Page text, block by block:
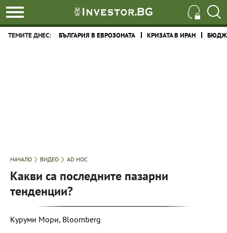
ТЕМИТЕ ДНЕС: БЪЛГАРИЯ В ЕВРОЗОНАТА КРИЗАТА В ИРАН
НАЧАЛО ВИДЕО AD HOC
Какви са последните пазарни
тенденции?
Куруми Мори, Bloomberg